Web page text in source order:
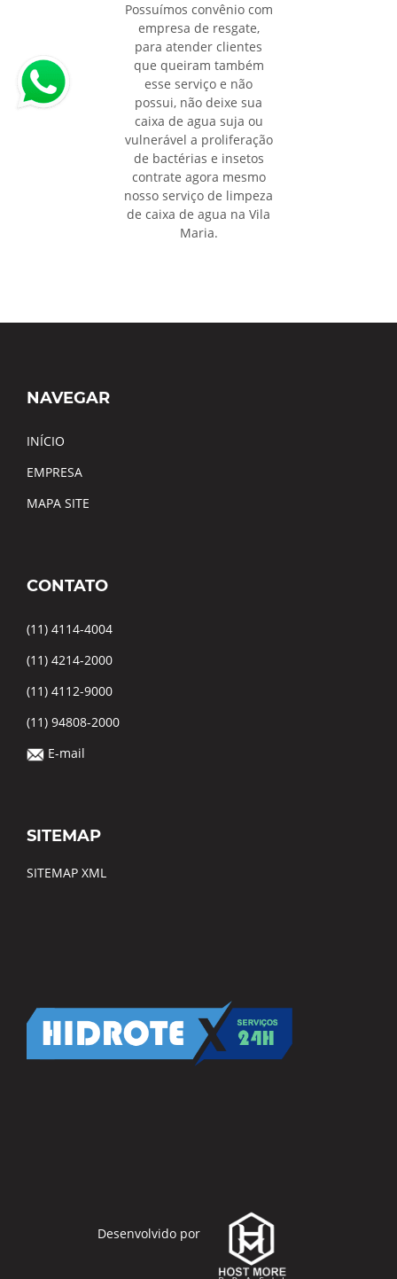
Possuímos convênio com
empresa de resgate,
para atender clientes
que queiram também
esse serviço e não
possui, não deixe sua
caixa de agua suja ou
vulnerável a proliferação
de bactérias e insetos
contrate agora mesmo
nosso serviço de limpeza
de caixa de agua na Vila
Maria.
NAVEGAR
INÍCIO
EMPRESA
MAPA SITE
CONTATO
(11) 4114-4004
(11) 4214-2000
(11) 4112-9000
(11) 94808-2000
E-mail
SITEMAP
SITEMAP XML
Desenvolvido por